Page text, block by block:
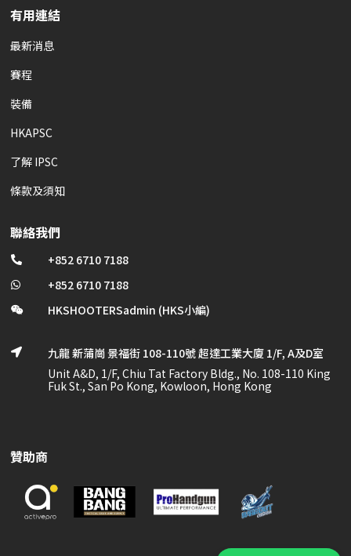
有用連結
最新消息
賽程
裝備
HKAPSC
了解 IPSC
條款及須知
聯絡我們
 +852 6710 7188
 +852 6710 7188
 HKSHOOTERSadmin (HKS小編)

九龍 新蒲崗 景福街 108-110號 超達工業大廈 1/F, A及D室
Unit A&D, 1/F, Chiu Tat Factory Bldg., No. 108-110 King
Fuk St., San Po Kong, Kowloon, Hong Kong
贊助商